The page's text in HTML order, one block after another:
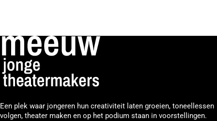
Een plek waar jongeren hun creativiteit laten groeien, toneellessen
volgen, theater maken en op het podium staan in voorstellingen.